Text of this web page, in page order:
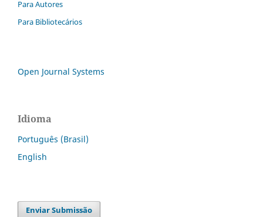
Para Autores
Para Bibliotecários
Open Journal Systems
Idioma
Português (Brasil)
English
Enviar Submissão